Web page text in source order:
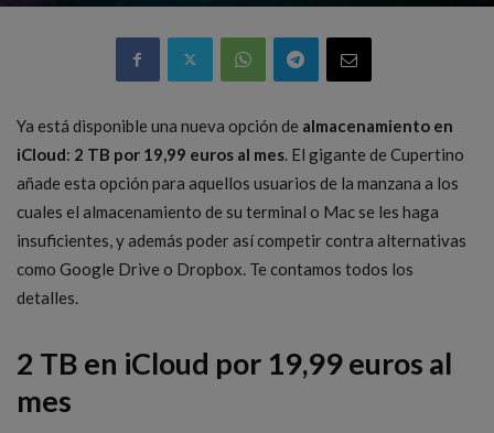
Ya está disponible una nueva opción de almacenamiento en
iCloud: 2 TB por 19,99 euros al mes. El gigante de Cupertino
añade esta opción para aquellos usuarios de la manzana a los
cuales el almacenamiento de su terminal o Mac se les haga
insuficientes, y además poder así competir contra alternativas
como Google Drive o Dropbox. Te contamos todos los
detalles.
2 TB en iCloud por 19,99 euros al
mes